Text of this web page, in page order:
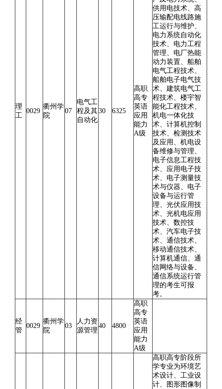
理
工
0029
衢州学
院
07
电气工
程及其
自动化
30 6325
高职
高专
英语
应用
能力
A级
供用电技术、高
压输配电线路施
工运行与维护、
电力系统自动化
技术、电力工程
管理、电厂热能
动力装置、船舶
电气工程技术、
船舶电子电气技
术、建筑电气工
程技术、楼宇智
能化工程技术、
机电一体化技
术、计算机控制
技术、检测技术
及应用、机电设
备维修与管理、
电子信息工程技
术、应用电子技
术、电子测量技
术与仪器、电子
设备与运行管
理、光伏应用技
术、光机电应用
技术、数控技
术、汽车电子技
术、通信技术、
移动通信技术、
计算机通信、通
信网络与设备、
通信系统运行管
理的考生可报
考。
经
管
0029
衢州学
院
03
人力资
源管理
40 4800
高职
高专
英语
应用
能力
A级
高职高专阶段所
学专业为环境艺
术设计、工业设
计、图形图像制